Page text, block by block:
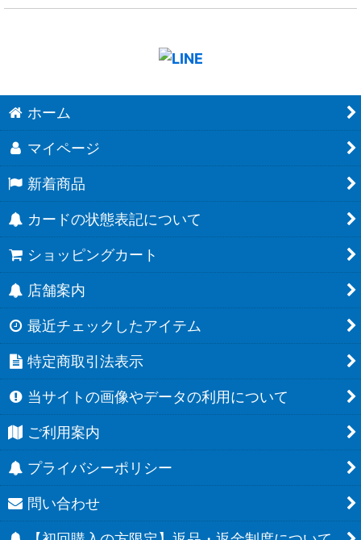
ホーム
マイページ
新着商品
カードの状態表記について
ショッピングカート
店舗案内
最近チェックしたアイテム
特定商取引法表示
当サイトの画像やデータの利用について
ご利用案内
プライバシーポリシー
問い合わせ